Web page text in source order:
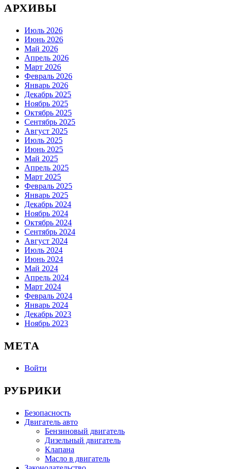
АРХИВЫ
Июль 2026
Июнь 2026
Май 2026
Апрель 2026
Март 2026
Февраль 2026
Январь 2026
Декабрь 2025
Ноябрь 2025
Октябрь 2025
Сентябрь 2025
Август 2025
Июль 2025
Июнь 2025
Май 2025
Апрель 2025
Март 2025
Февраль 2025
Январь 2025
Декабрь 2024
Ноябрь 2024
Октябрь 2024
Сентябрь 2024
Август 2024
Июль 2024
Июнь 2024
Май 2024
Апрель 2024
Март 2024
Февраль 2024
Январь 2024
Декабрь 2023
Ноябрь 2023
МЕТА
Войти
РУБРИКИ
Безопасность
Двигатель авто
Бензиновый двигатель
Дизельный двигатель
Клапана
Масло в двигатель